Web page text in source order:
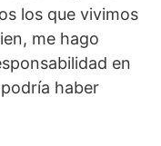
los que vivimos
me hago
en
haber